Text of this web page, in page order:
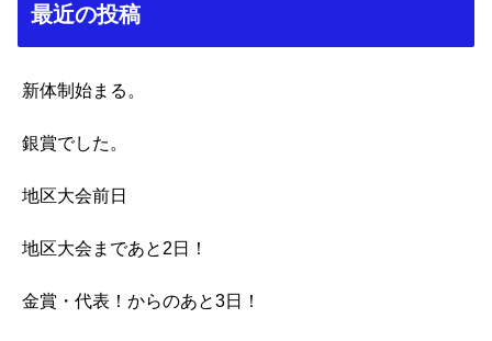
最近の投稿
新体制始まる。
銀賞でした。
地区大会前日
地区大会まであと2日！
金賞・代表！からのあと3日！